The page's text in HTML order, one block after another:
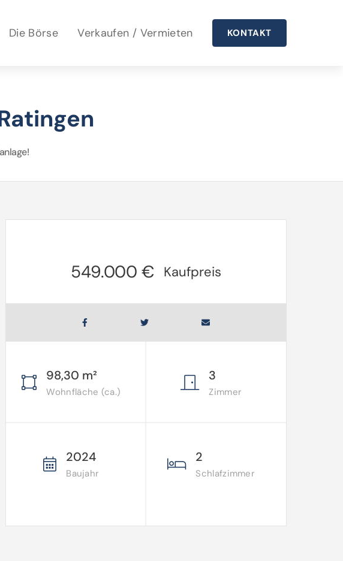
Die Börse Verkaufen / Vermieten KONTAKT
549.000 € Kaufpreis
98,30 m²
Wohnfläche (ca.)
3
Zimmer
2024
Baujahr
2
Schlafzimmer